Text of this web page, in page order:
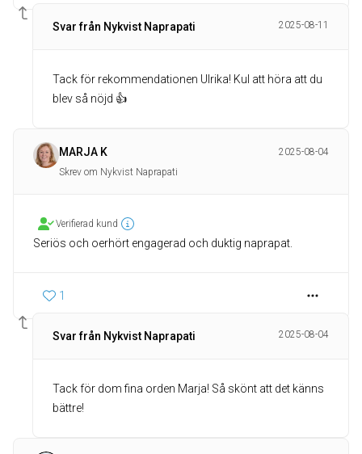
Svar från Nykvist Naprapati 2025-08-11
Tack för rekommendationen Ulrika! Kul att höra att du
blev så nöjd 👍
MARJA K
2025-08-04
Skrev om Nykvist Naprapati
Verifierad kund
Seriös och oerhört engagerad och duktig naprapat.
1
Svar från Nykvist Naprapati 2025-08-04
Tack för dom fina orden Marja! Så skönt att det känns
bättre!